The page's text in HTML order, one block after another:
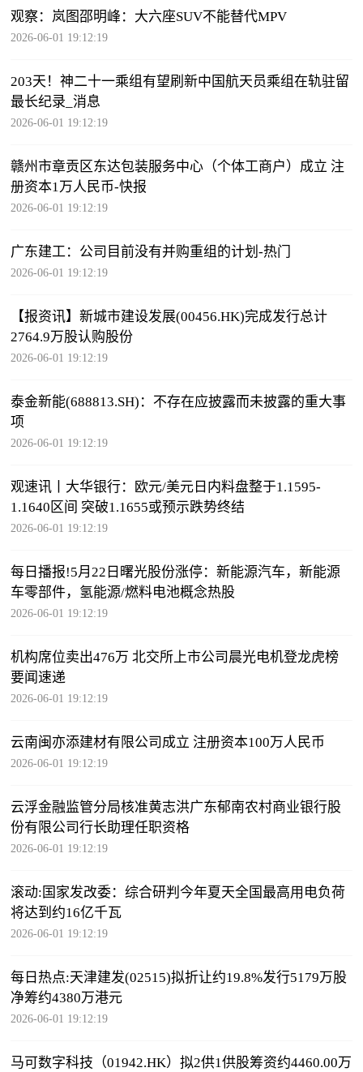
观察：岚图邵明峰：大六座SUV不能替代MPV
2026-06-01 19:12:19
203天！神二十一乘组有望刷新中国航天员乘组在轨驻留
最长纪录_消息
2026-06-01 19:12:19
赣州市章贡区东达包装服务中心（个体工商户）成立 注
册资本1万人民币-快报
2026-06-01 19:12:19
广东建工：公司目前没有并购重组的计划-热门
2026-06-01 19:12:19
【报资讯】新城市建设发展(00456.HK)完成发行总计
2764.9万股认购股份
2026-06-01 19:12:19
泰金新能(688813.SH)：不存在应披露而未披露的重大事
项
2026-06-01 19:12:19
观速讯丨大华银行：欧元/美元日内料盘整于1.1595-
1.1640区间 突破1.1655或预示跌势终结
2026-06-01 19:12:19
每日播报!5月22日曙光股份涨停：新能源汽车，新能源
车零部件，氢能源/燃料电池概念热股
2026-06-01 19:12:19
机构席位卖出476万 北交所上市公司晨光电机登龙虎榜
要闻速递
2026-06-01 19:12:19
云南闽亦添建材有限公司成立 注册资本100万人民币
2026-06-01 19:12:19
云浮金融监管分局核准黄志洪广东郁南农村商业银行股
份有限公司行长助理任职资格
2026-06-01 19:12:19
滚动:国家发改委：综合研判今年夏天全国最高用电负荷
将达到约16亿千瓦
2026-06-01 19:12:19
每日热点:天津建发(02515)拟折让约19.8%发行5179万股
净筹约4380万港元
2026-06-01 19:12:19
马可数字科技（01942.HK）拟2供1供股筹资约4460.00万